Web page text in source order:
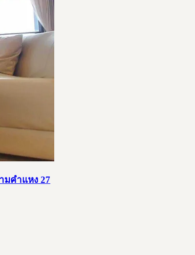
มคำแหง 27